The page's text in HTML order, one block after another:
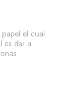
el cual
es dar a